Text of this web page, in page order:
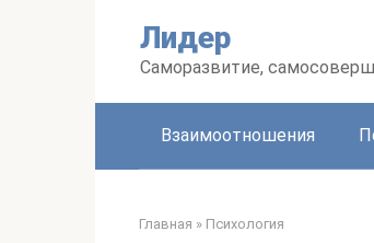
Лидер
Саморазвитие,
Взаимоотношения
Главная » Психология